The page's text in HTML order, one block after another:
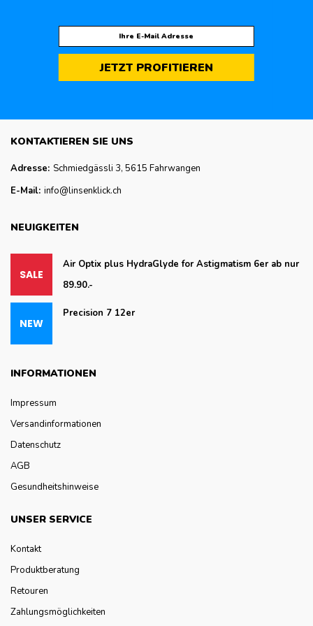
JETZT PROFITIEREN
KONTAKTIEREN SIE UNS
Adresse: Schmiedgässli 3, 5615 Fahrwangen
E-Mail: info@linsenklick.ch
NEUIGKEITEN
Air Optix plus HydraGlyde for Astigmatism 6er ab nur
89.90.-
Precision 7 12er
INFORMATIONEN
Impressum
Versandinformationen
Datenschutz
AGB
Gesundheitshinweise
UNSER SERVICE
Kontakt
Produktberatung
Retouren
Zahlungsmöglichkeiten